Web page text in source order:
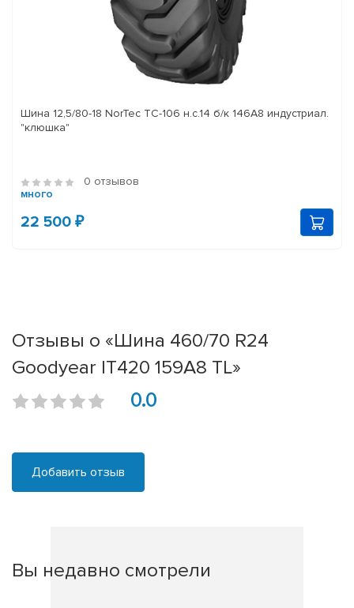
Шина 12,5/80-18 NorTec TC-106 н.с.14 б/к 146A8 индустриал.
"клюшка"
0 отзывов
много
22 500 ₽
Отзывы о «Шина 460/70 R24
Goodyear IT420 159A8 TL»
0.0
Добавить отзыв
Вы недавно смотрели